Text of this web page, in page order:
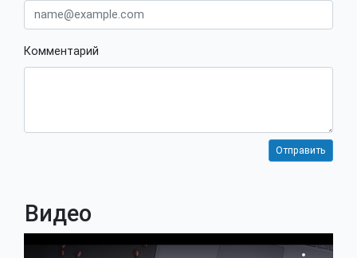
Комментарий
Видео